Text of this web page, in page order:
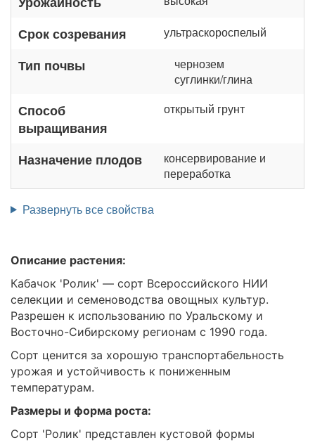
Срок созревания ультраскороспелый
Тип почвы
чернозем
суглинки/глина
Способ
выращивания
открытый грунт
Назначение плодов
консервирование и
переработка
Развернуть все свойства
Описание растения:
Кабачок 'Ролик' — сорт Всероссийского НИИ
селекции и семеноводства овощных культур.
Разрешен к использованию по Уральскому и
Восточно-Сибирскому регионам с 1990 года.
Сорт ценится за хорошую транспортабельность
урожая и устойчивость к пониженным
температурам.
Размеры и форма роста:
Сорт 'Ролик' представлен кустовой формы